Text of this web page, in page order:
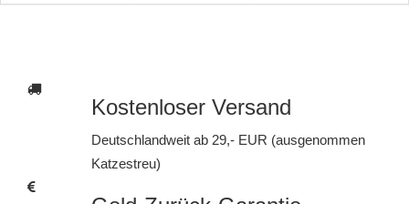
Kostenloser Versand
Deutschlandweit ab 29,- EUR (ausgenommen
Katzestreu)